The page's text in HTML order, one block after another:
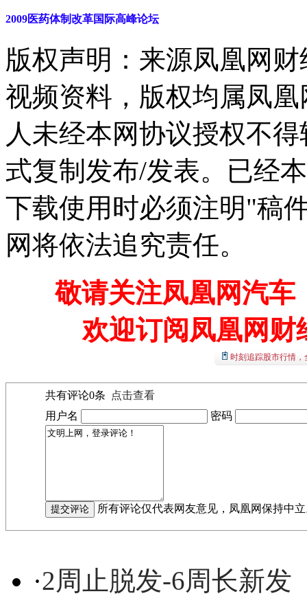
2009医药体制改革国际高峰论坛
版权声明：来源凤凰网
视频资料，版权均属凤
人未经本网协议授权不
式复制发布/发表。已经
下载使用时必须注明"稿
网将依法追究责任。
敬请关注凤凰网汽车
欢迎订阅凤凰网财
时刻追踪股市行情
共有评论0条
点击查看
用户名
密码
所有评论仅代表网友意见，凤凰网保持中
·2周止脱发-6周长新发